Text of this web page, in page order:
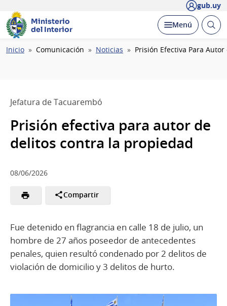
gub.uy
Ministerio
del Interior
Desplegar
Menú Abrir
Ruta
Inicio Comunicación Noticias Prisión Efectiva Para
Jefatura de Tacuarembó
Prisión efectiva para autor de
delitos contra la propiedad
08/06/2026
Compartir
Fue detenido en flagrancia en calle 18 de julio, un
hombre de 27 años poseedor de antecedentes
penales, quien resultó condenado por 2 delitos de
violación de domicilio y 3 delitos de hurto.